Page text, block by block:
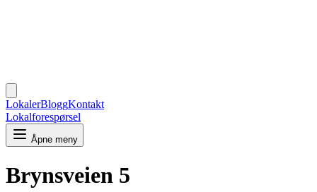
LokalerBloggKontakt
Lokalforespørsel
Åpne meny
Brynsveien 5